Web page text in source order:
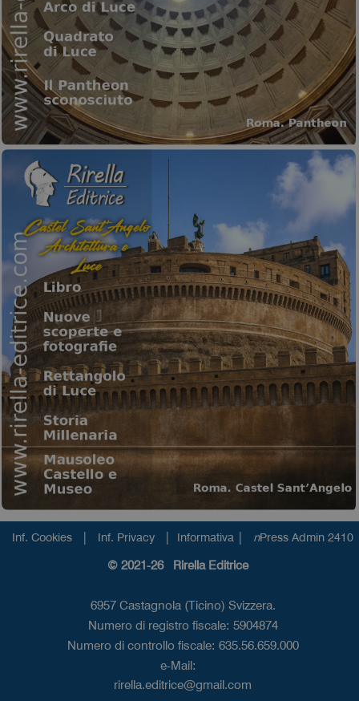
Inf. Cookies | Inf. Privacy | Informativa | nPress Admin 2410
© 2021-26 Rirella Editrice
6957 Castagnola (Ticino) Svizzera.
Numero di registro fiscale: 5904874
Numero di controllo fiscale: 635.56.659.000
e-Mail:
rirella.editrice@gmail.com